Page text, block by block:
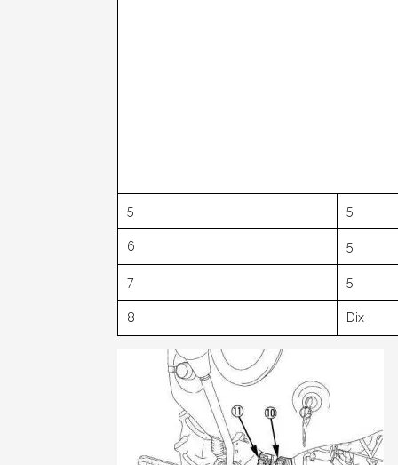
5 5
6 5
7 5
8 Dix